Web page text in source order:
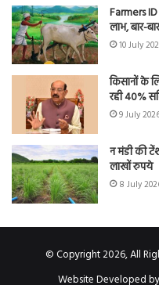
Farmers
लाभ, बार-
10 July
किसानों के
रही 40%
9 July
न मंडी की
लाखों रुपये
8 July
© Copyright 2026, All
Website Developed by